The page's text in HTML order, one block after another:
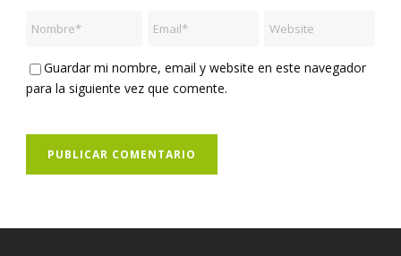
Guardar mi nombre, email y website en este navegador
para la siguiente vez que comente.